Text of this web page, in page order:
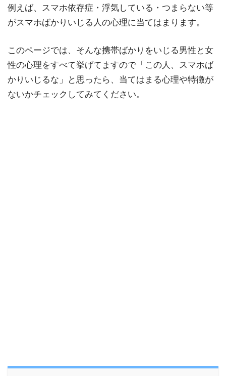
例えば、スマホ依存症・浮気している・つまらない等
がスマホばかりいじる人の心理に当てはまります。
このページでは、そんな携帯ばかりをいじる男性と女
性の心理をすべて挙げてますので「この人、スマホば
かりいじるな」と思ったら、当てはまる心理や特徴が
ないかチェックしてみてください。